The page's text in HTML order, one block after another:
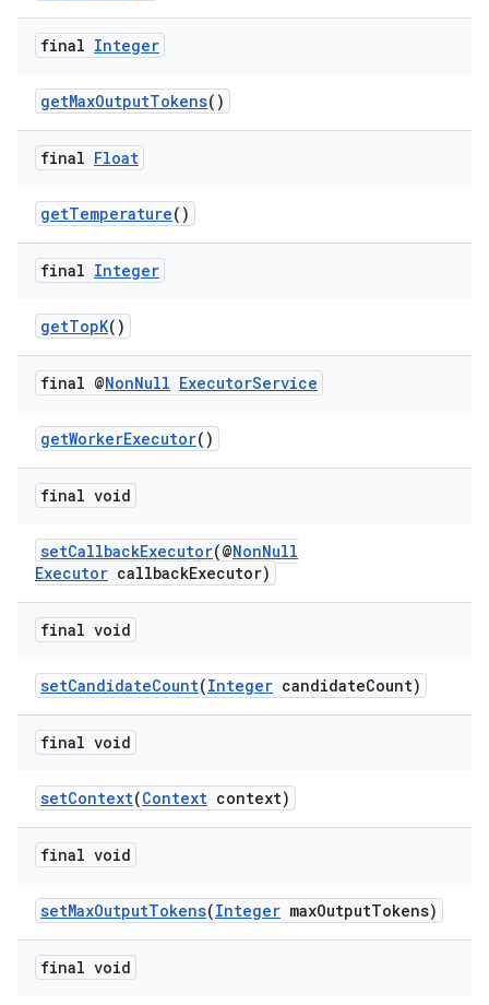
final Integer
getMaxOutputTokens()
final Float
getTemperature()
final Integer
getTopK()
final @NonNull ExecutorService
getWorkerExecutor()
final void
setCallbackExecutor(@NonNull
Executor callbackExecutor)
final void
setCandidateCount(Integer candidateCount)
final void
setContext(Context context)
final void
setMaxOutputTokens(Integer maxOutputTokens)
final void